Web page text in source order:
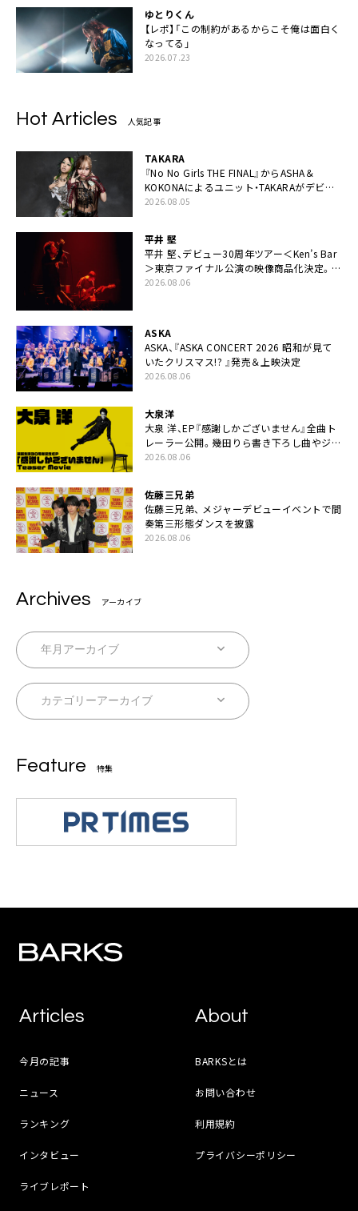
ゆとりくん
【レポ】「この制約があるからこそ俺は面白く
なってる」
2026.07.23
Hot Articles 人気記事
TAKARA
『No No Girls THE FINAL』からASHA＆
KOKONAによるユニット・TAKARAがデビュ
ー
2026.08.05
平井 堅
平井 堅、デビュー30周年ツアー＜Ken’s Bar
＞東京ファイナル公演の映像商品化決定。ブ
ックレットには平井堅のメッセージ掲載も
2026.08.06
ASKA
ASKA、『ASKA CONCERT 2026 昭和が見て
いたクリスマス!? 』発売＆上映決定
2026.08.06
大泉洋
大泉 洋、EP『感謝しかございません』全曲ト
レーラー公開。幾田りら書き下ろし曲やジャ
ズピアニスト・小曽根真による提供曲のレコ
2026.08.06
佐藤三兄弟
佐藤三兄弟、 メジャーデビューイベントで間
奏第三形態ダンスを披露
2026.08.06
Archives アーカイブ
Feature 特集
Articles
今月の記事
ニュース
ランキング
インタビュー
ライブレポート
About
BARKSとは
お問い合わせ
利用規約
プライバシーポリシー